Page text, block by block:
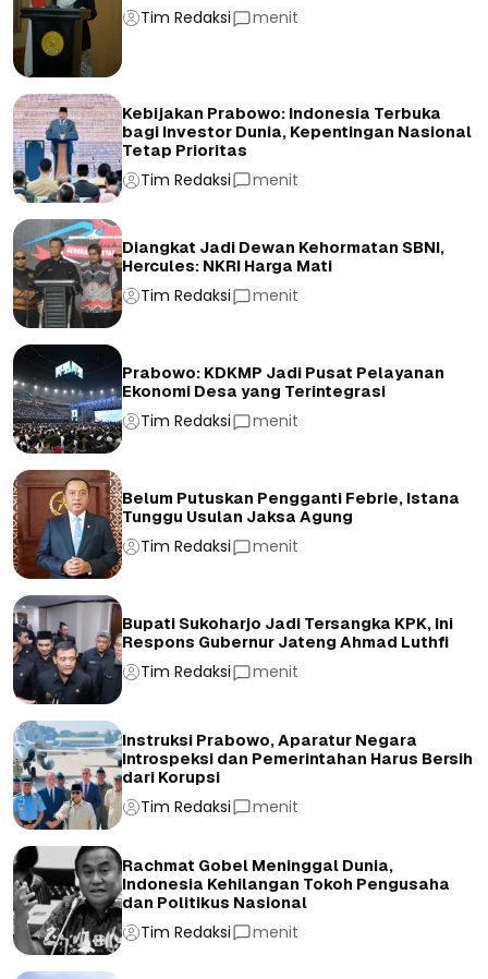
Tim Redaksi menit
Kebijakan Prabowo: Indonesia Terbuka
bagi Investor Dunia, Kepentingan Nasional
Tetap Prioritas
Tim Redaksi menit
Diangkat Jadi Dewan Kehormatan SBNI,
Hercules: NKRI Harga Mati
Tim Redaksi menit
Prabowo: KDKMP Jadi Pusat Pelayanan
Ekonomi Desa yang Terintegrasi
Tim Redaksi menit
Belum Putuskan Pengganti Febrie, Istana
Tunggu Usulan Jaksa Agung
Tim Redaksi menit
Bupati Sukoharjo Jadi Tersangka KPK, Ini
Respons Gubernur Jateng Ahmad Luthfi
Tim Redaksi menit
Instruksi Prabowo, Aparatur Negara
Introspeksi dan Pemerintahan Harus Bersih
dari Korupsi
Tim Redaksi menit
Rachmat Gobel Meninggal Dunia,
Indonesia Kehilangan Tokoh Pengusaha
dan Politikus Nasional
Tim Redaksi menit